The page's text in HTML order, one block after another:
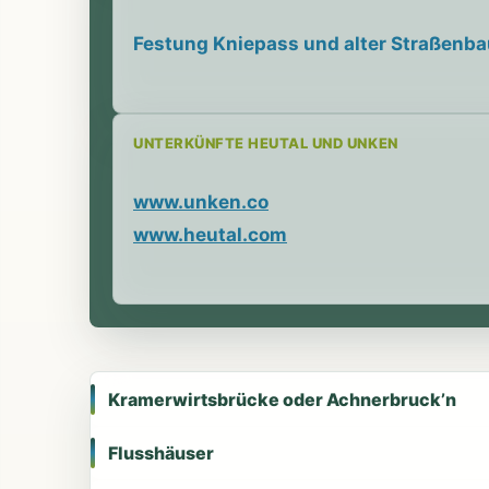
Festung Kniepass und alter
UNTERKÜNFTE HEUTAL UND UNKEN
www.unken.co
www.heutal.com
Kramerwirtsbrücke oder Achnerbruck’n
Flusshäuser